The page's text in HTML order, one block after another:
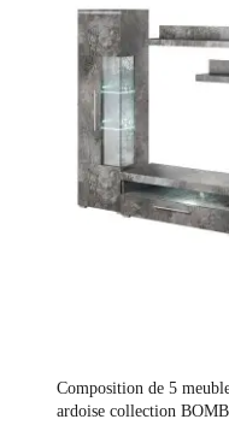
Composition de 5
ardoise collection